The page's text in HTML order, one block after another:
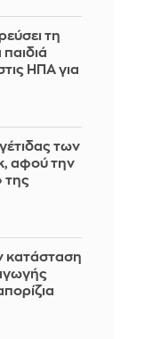
τη
ΗΠΑ για
των
αφού την
της
κατάσταση